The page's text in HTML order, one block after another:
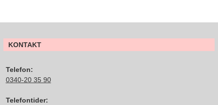
KONTAKT
Telefon:
0340-20 35 90
Telefontider: